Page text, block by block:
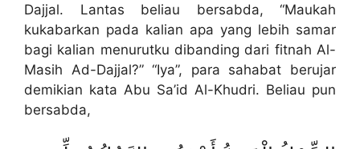
Dajjal. Lantas beliau bersabda, “Maukah
kukabarkan pada kalian apa yang lebih samar
bagi kalian menurutku dibanding dari fitnah Al-
Masih Ad-Dajjal?” “Iya”, para sahabat berujar
demikian kata Abu Sa’id Al-Khudri. Beliau pun
bersabda,